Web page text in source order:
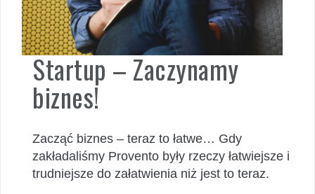
Startup – Zaczynamy
biznes!
Zacząć biznes – teraz to łatwe… Gdy
zakładaliśmy Provento były rzeczy łatwiejsze i
trudniejsze do załatwienia niż jest to teraz.